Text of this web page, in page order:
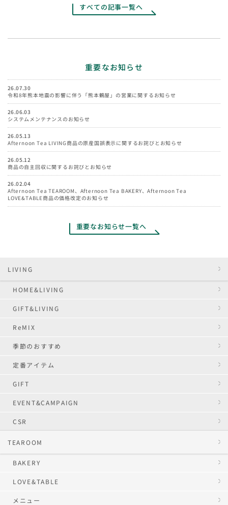
すべての記事一覧へ
重要なお知らせ
26.07.30
令和8年熊本地震の影響に伴う「熊本鶴屋」の営業に関するお知らせ
26.06.03
システムメンテナンスのお知らせ
26.05.13
Afternoon Tea LIVING商品の原産国誤表示に関するお詫びとお知らせ
26.05.12
商品の自主回収に関するお詫びとお知らせ
26.02.04
Afternoon Tea TEAROOM、Afternoon Tea BAKERY、Afternoon Tea
LOVE&TABLE商品の価格改定のお知らせ
重要なお知らせ一覧へ
LIVING
HOME&LIVING
GIFT&LIVING
ReMIX
季節のおすすめ
定番アイテム
GIFT
EVENT&CAMPAIGN
CSR
TEAROOM
BAKERY
LOVE&TABLE
メニュー